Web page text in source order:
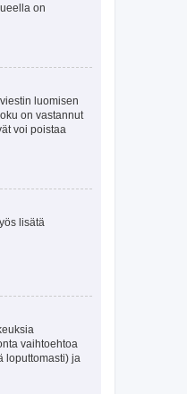
on
luomisen
on vastannut
voi poistaa
lisätä
vaihtoehtoa
loputtomasti) ja